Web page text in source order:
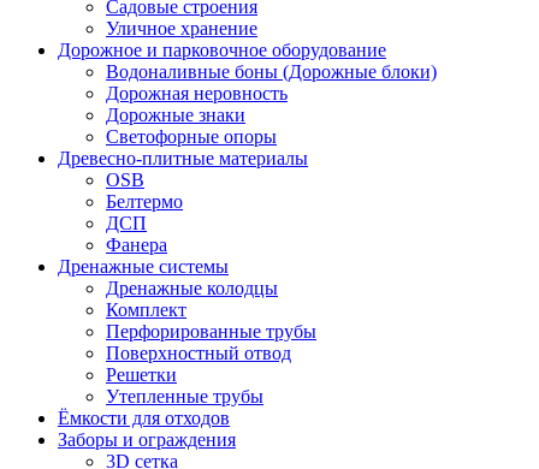
Садовые строения
Уличное хранение
Дорожное и парковочное оборудование
Водоналивные боны (Дорожные блоки)
Дорожная неровность
Дорожные знаки
Светофорные опоры
Древесно-плитные материалы
OSB
Белтермо
ДСП
Фанера
Дренажные системы
Дренажные колодцы
Комплект
Перфорированные трубы
Поверхностный отвод
Решетки
Утепленные трубы
Ёмкости для отходов
Заборы и ограждения
3D сетка